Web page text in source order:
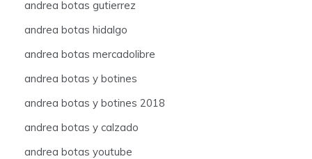
andrea botas gutierrez
andrea botas hidalgo
andrea botas mercadolibre
andrea botas y botines
andrea botas y botines 2018
andrea botas y calzado
andrea botas youtube